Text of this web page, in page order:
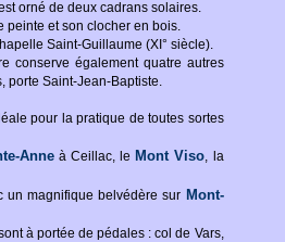
orné de deux cadrans solaires.
peinte et son clocher en bois.
Saint-Guillaume (XI° siècle).
conserve également quatre autres
porte Saint-Jean-Baptiste.
pour la pratique de toutes sortes
Anne à Ceillac, le Mont Viso, la
un magnifique belvédère sur Mont-
à portée de pédales : col de Vars,